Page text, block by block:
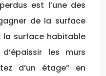
est l’une des
de la surface
la surface habitable
les murs
d’un étage” en